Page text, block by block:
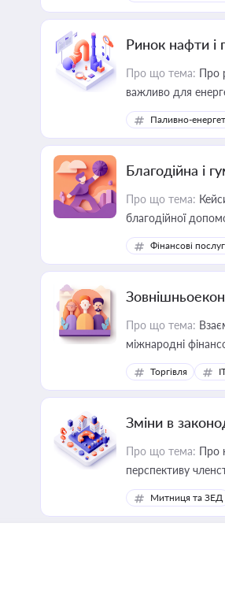
Ринок нафти і
Про що тема: Про
важливо для
Паливно-
Благодійна і
Про що тема:
благодійної
Фінансові
Про що тема:
міжнародні
Торгівля
Зміни в
Про що тема: Про нові
перспективу
Митниця та ЗЕД